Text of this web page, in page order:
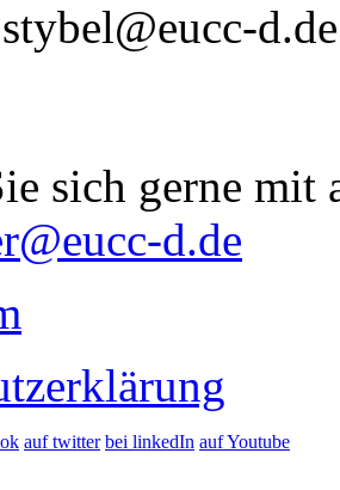
d.de
sich gerne mit
d.de
auf twitter bei linkedIn auf Youtube